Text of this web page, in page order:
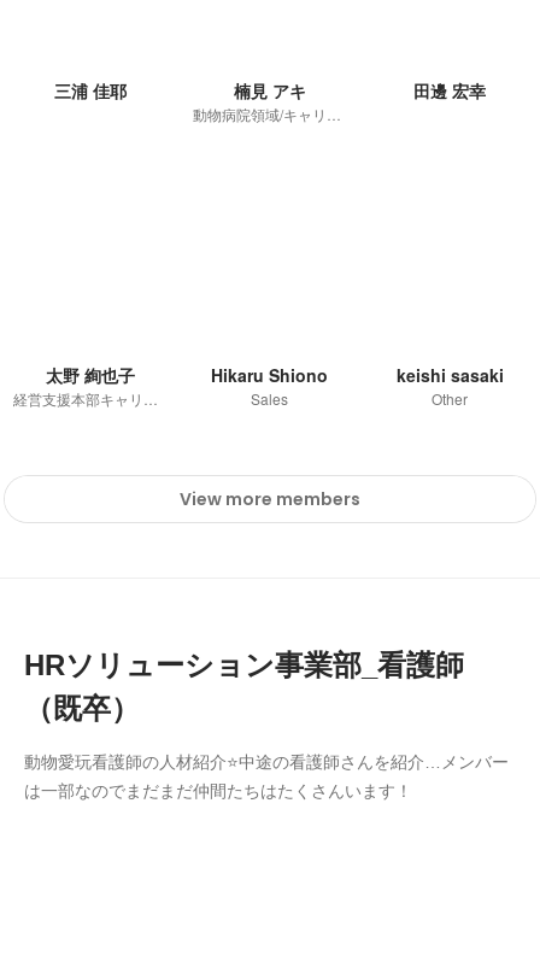
三浦 佳耶 楠見 アキ 田邊 宏幸
太野 絢也子 Hikaru Shiono
Sales
keishi sasaki
Other
View more members
HRソリューション事業部_看護師
（既卒）
動物愛玩看護師の人材紹介⭐中途の看護師さんを紹介…メンバー
は一部なのでまだまだ仲間たちはたくさんいます！